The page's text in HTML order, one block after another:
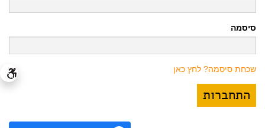
סיסמה
שכחת סיסמה? לחץ כאן